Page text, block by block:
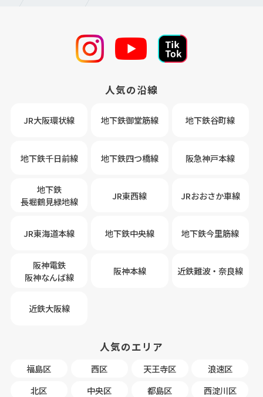
人気の沿線
JR大阪環状線 地下鉄御堂筋線 地下鉄谷町線
地下鉄千日前線 地下鉄四つ橋線 阪急神戸本線
地下鉄
長堀鶴見緑地線
JR東西線 JRおおさか車線
JR東海道本線 地下鉄中央線 地下鉄今里筋線
阪神電鉄
阪神なんば線
阪神本線 近鉄難波・奈良線
近鉄大阪線
人気のエリア
福島区 西区 天王寺区
浪速区
北区
中央区 都島区
西淀川区